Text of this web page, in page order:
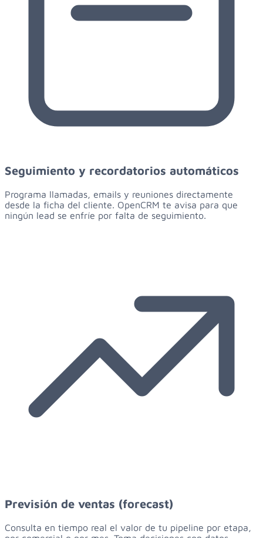
Seguimiento y recordatorios automáticos
Programa llamadas, emails y reuniones directamente
desde la ficha del cliente. OpenCRM te avisa para que
ningún lead se enfríe por falta de seguimiento.
Previsión de ventas (forecast)
Consulta en tiempo real el valor de tu pipeline por etapa,